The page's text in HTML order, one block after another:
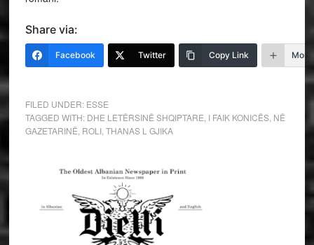
Share via:
Facebook Twitter Copy Link More
FILED UNDER: ESSE
TAGGED WITH: DHE LETËRSINË SHQIPTARE I FAIK KONICËS, NË
GAZETARINË ROLI, THANAS L GJIKA